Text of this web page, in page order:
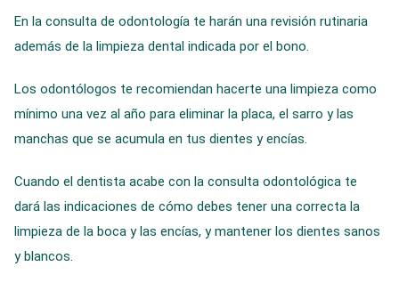
En la consulta de odontología te harán una revisión rutinaria
además de la limpieza dental indicada por el bono.
Los odontólogos te recomiendan hacerte una limpieza como
mínimo una vez al año para eliminar la placa, el sarro y las
manchas que se acumula en tus dientes y encías.
Cuando el dentista acabe con la consulta odontológica te
dará las indicaciones de cómo debes tener una correcta la
limpieza de la boca y las encías, y mantener los dientes sanos
y blancos.